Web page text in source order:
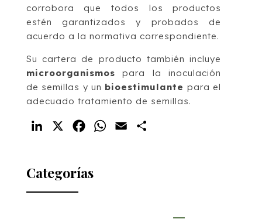
corrobora que todos los productos
estén garantizados y probados de
acuerdo a la normativa correspondiente.
Su cartera de producto también incluye
microorganismos para la inoculación
de semillas y un bioestimulante para el
adecuado tratamiento de semillas.
LinkedIn FacebookWhatsApp
Email
Categorías